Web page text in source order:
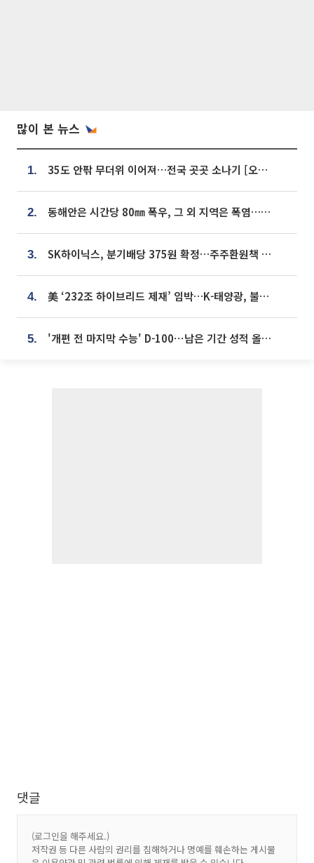
많이 본 뉴스
1. 35도 안팎 무더위 이어져…전국 곳곳 소나기 [오늘 날씨]
2. 동해안은 시간당 80㎜ 폭우, 그 외 지역은 폭염…‘극과 극 날씨’
3. SK하이닉스, 분기배당 375원 확정…주주환원책 9월로 앞당겨 발표
4. 美 ‘232조 하이브리드 제재’ 임박…K-태양광, 불확실성 털고 날개 다나
5. '개편 전 마지막 수능' D-100⋯남은 기간 성적 올릴 전략은
댓글